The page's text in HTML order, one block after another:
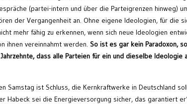
(partei-intern und über die Parteigrenzen hinweg)
der Vergangenheit an. Ohne eigene Ideologien, für die
mehr fähig zu erkennen, wenn sich neue Ideologien
ihnen vereinnahmt werden. So ist es gar kein Paradoxon,
dass alle Parteien für ein und dieselbe Ideologie
Samstag ist Schluss, die Kernkraftwerke in Deutschland
Habeck sei die Energieversorgung sicher, das garantiert